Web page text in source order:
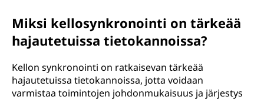
Miksi kellosynkronointi on tärkeää
hajautetuissa tietokannoissa?
Kellon synkronointi on ratkaisevan tärkeää
hajautetuissa tietokannoissa, jotta voidaan
varmistaa toimintojen johdonmukaisuus ja järjestys